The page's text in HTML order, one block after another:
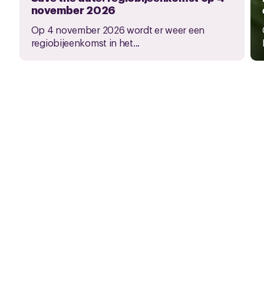
november 2026
Op 4 november 2026 wordt er weer een
regiobijeenkomst in het...